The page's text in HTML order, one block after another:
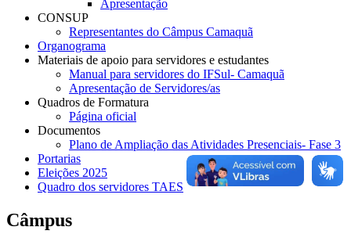
Apresentação
CONSUP
Representantes do Câmpus Camaquã
Organograma
Materiais de apoio para servidores e estudantes
Manual para servidores do IFSul- Camaquã
Apresentação de Servidores/as
Quadros de Formatura
Página oficial
Documentos
Plano de Ampliação das Atividades Presenciais- Fase 3
Portarias
Eleições 2025
Quadro dos servidores TAES
Câmpus